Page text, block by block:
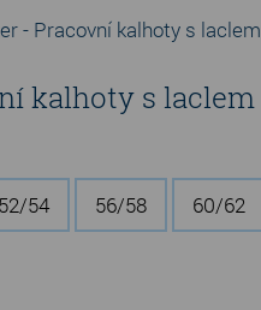
- Pracovní kalhoty s
kalhoty s laclem
52/54 56/58 60/62